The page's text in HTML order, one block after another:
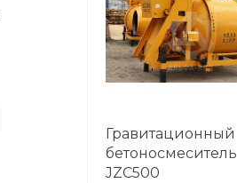
Гравитационный
бетоносмеситель
JZС500